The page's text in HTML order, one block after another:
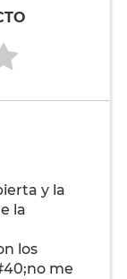
y la
la
los
me